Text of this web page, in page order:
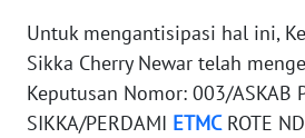
Untuk mengantisipasi hal ini,
Sikka Cherry Newar telah
Keputusan Nomor: 003/ASKAB
SIKKA/PERDAMI ETMCROTE
WN
SERAMBI
WN